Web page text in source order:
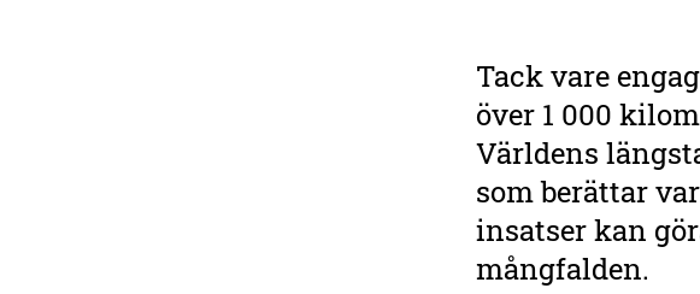
Tack vare
över 1 000
Världens
som berättar
insatser kan
mångfalden.